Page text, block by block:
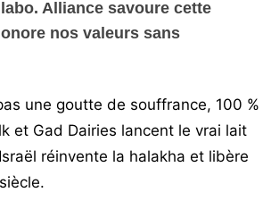
Alliance savoure cette
nos valeurs sans
une goutte de souffrance, 100 %
et Gad Dairies lancent le vrai lait
réinvente la halakha et libère